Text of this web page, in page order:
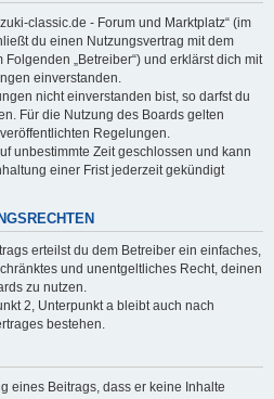
classic.de - Forum und Marktplatz“ (im
du einen Nutzungsvertrag mit dem
„Betreiber“) und erklärst dich mit
einverstanden.
nicht einverstanden bist, so darfst du
Für die Nutzung des Boards gelten
Regelungen.
unbestimmte Zeit geschlossen und kann
einer Frist jederzeit gekündigt
erteilst du dem Betreiber ein einfaches,
und unentgeltliches Recht, deinen
zu nutzen.
2, Unterpunkt a bleibt auch nach
bestehen.
eines Beitrags, dass er keine Inhalte